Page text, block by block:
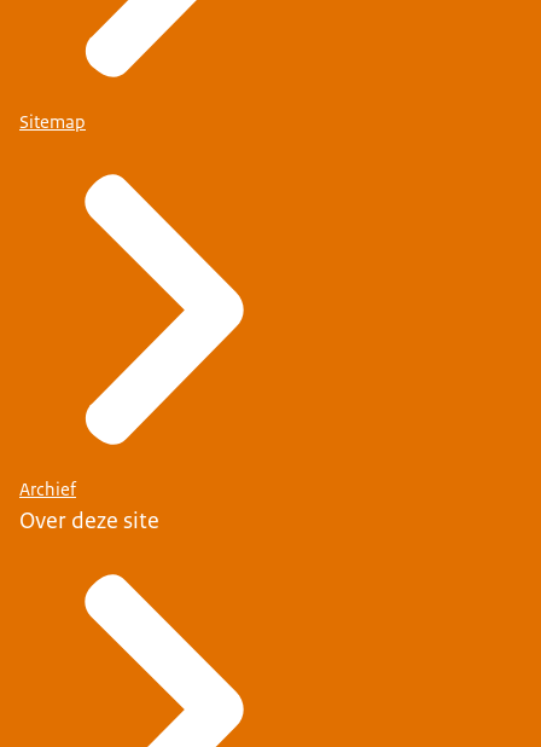
Sitemap
Archief
Over deze site